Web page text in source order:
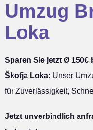
Umzug
Loka
Sparen Sie jetzt Ø 150€
Škofja Loka: Unser
für Zuverlässigkeit,
Jetzt unverbindlich